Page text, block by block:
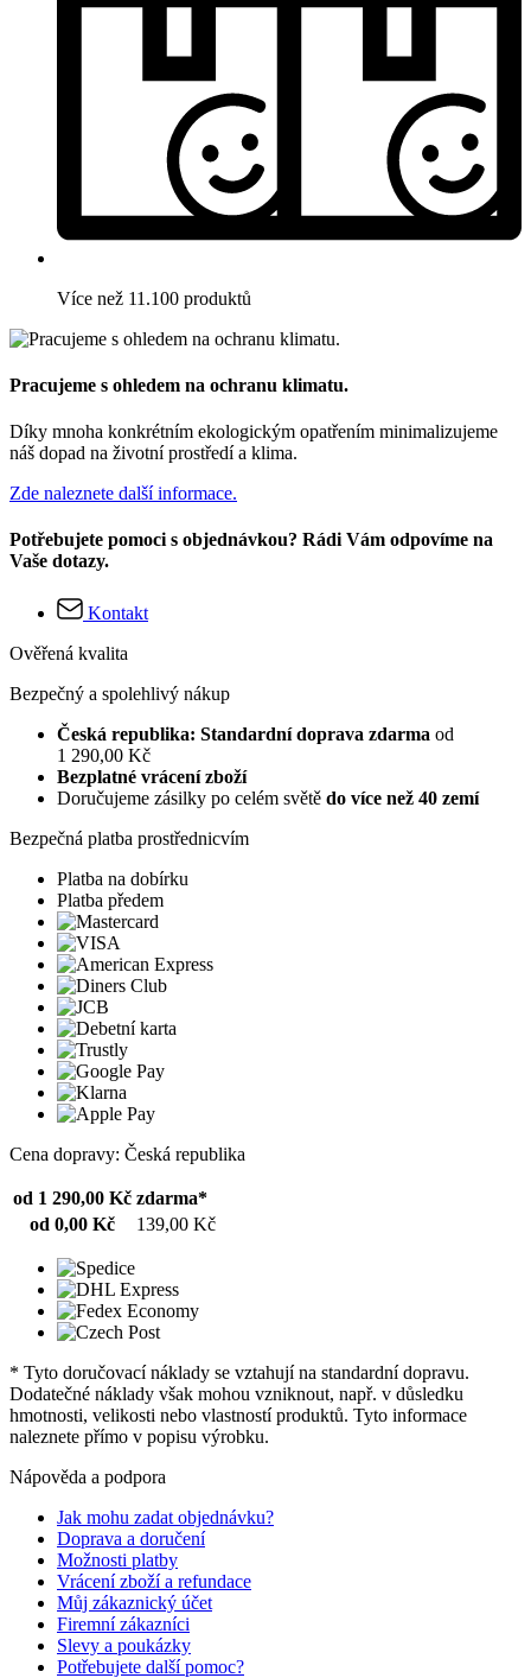
Více než 11.100 produktů
Pracujeme s ohledem na ochranu klimatu.
Díky mnoha konkrétním ekologickým opatřením minimalizujeme
náš dopad na životní prostředí a klima.
Zde naleznete další informace.
Potřebujete pomoci s objednávkou? Rádi Vám odpovíme na
Vaše dotazy.
Kontakt
Ověřená kvalita
Bezpečný a spolehlivý nákup
Česká republika: Standardní doprava zdarma od
1 290,00 Kč
Bezplatné vrácení zboží
Doručujeme zásilky po celém světě do více než 40 zemí
Bezpečná platba prostřednicvím
Platba na dobírku
Platba předem
Cena dopravy: Česká republika
od 1 290,00 Kč zdarma*
od 0,00 Kč
139,00 Kč
* Tyto doručovací náklady se vztahují na standardní dopravu.
Dodatečné náklady však mohou vzniknout, např. v důsledku
hmotnosti, velikosti nebo vlastností produktů. Tyto informace
naleznete přímo v popisu výrobku.
Nápověda a podpora
Jak mohu zadat objednávku?
Doprava a doručení
Možnosti platby
Vrácení zboží a refundace
Můj zákaznický účet
Firemní zákazníci
Slevy a poukázky
Potřebujete další pomoc?